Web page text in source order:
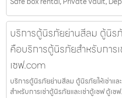
บริการตู้นิรภัยย่านสีลม ตู้นิรภั
คือบริการตู้นิรภัยสำหรับการ
เซฟ.com
บริการตู้นิรภัยย่านสีลม ตู้นิรภัยให้เช่าแล
สำหรับการเช่าตู้นิรภัยและเช่าตู้เซฟ ตู้เซ